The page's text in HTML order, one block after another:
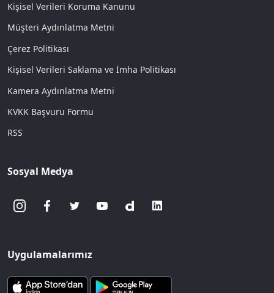
Kişisel Verileri Koruma Kanunu
Müşteri Aydınlatma Metni
Çerez Politikası
Kişisel Verileri Saklama ve İmha Politikası
Kamera Aydınlatma Metni
KVKK Başvuru Formu
RSS
Sosyal Medya
Uygulamalarımız